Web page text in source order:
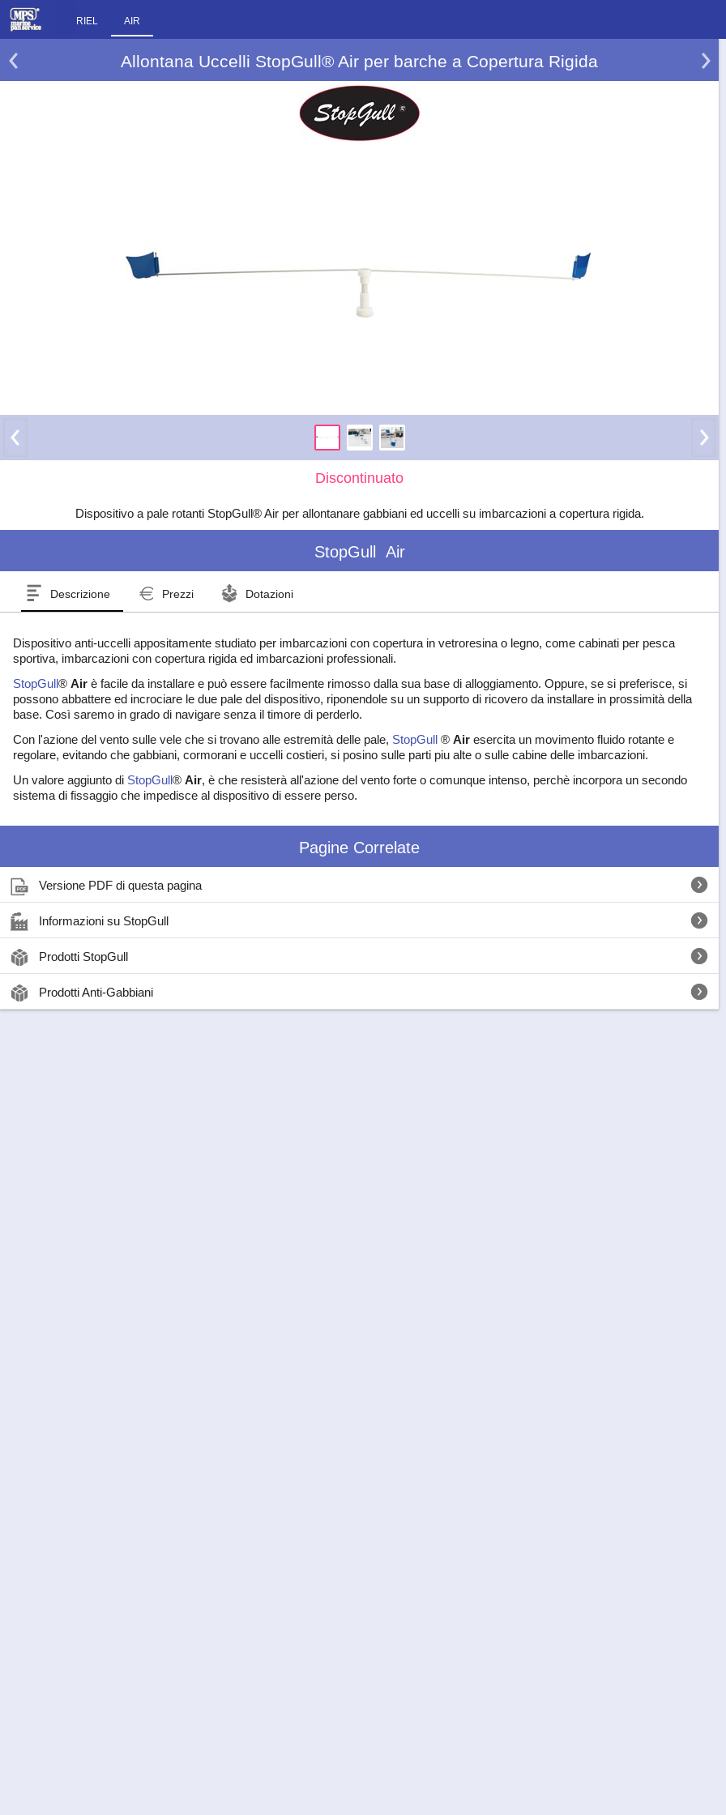
RIEL AIR
Allontana Uccelli StopGull® Air per barche a Copertura Rigida
Discontinuato
Dispositivo a pale rotanti StopGull® Air per allontanare gabbiani ed uccelli su imbarcazioni a copertura rigida.
StopGull Air
Descrizione Prezzi Dotazioni
Dispositivo anti-uccelli appositamente studiato per imbarcazioni con copertura in vetroresina o legno, come cabinati per pesca
sportiva, imbarcazioni con copertura rigida ed imbarcazioni professionali.
StopGull® Air è facile da installare e può essere facilmente rimosso dalla sua base di alloggiamento. Oppure, se si preferisce, si
possono abbattere ed incrociare le due pale del dispositivo, riponendole su un supporto di ricovero da installare in prossimità della
base. Così saremo in grado di navigare senza il timore di perderlo.
Con l'azione del vento sulle vele che si trovano alle estremità delle pale, StopGull ® Air esercita un movimento fluido rotante e
regolare, evitando che gabbiani, cormorani e uccelli costieri, si posino sulle parti piu alte o sulle cabine delle imbarcazioni.
Un valore aggiunto di StopGull® Air, è che resisterà all'azione del vento forte o comunque intenso, perchè incorpora un secondo
sistema di fissaggio che impedisce al dispositivo di essere perso.
Pagine Correlate
Versione PDF di questa pagina
Informazioni su StopGull
Prodotti StopGull
Prodotti Anti-Gabbiani